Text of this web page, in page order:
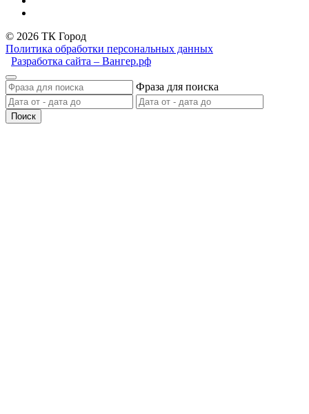
© 2026 ТК Город
Политика обработки персональных данных
Разработка сайта – Вангер.рф
Фраза для поиска
Поиск